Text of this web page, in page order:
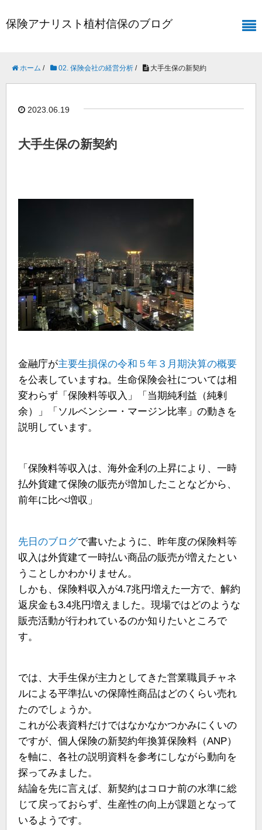
保険アナリスト植村信保のブログ
ホーム / 02. 保険会社の経営分析 / 大手生保の新契約
2023.06.19
大手生保の新契約
金融庁が主要生損保の令和５年３月期決算の概要
を公表していますね。生命保険会社については相
変わらず「保険料等収入」「当期純利益（純剰
余）」「ソルベンシー・マージン比率」の動きを
説明しています。
「保険料等収入は、海外金利の上昇により、一時
払外貨建て保険の販売が増加したことなどから、
前年に比べ増収」
先日のブログで書いたように、昨年度の保険料等
収入は外貨建て一時払い商品の販売が増えたとい
うことしかわかりません。
しかも、保険料収入が4.7兆円増えた一方で、解約
返戻金も3.4兆円増えました。現場ではどのような
販売活動が行われているのか知りたいところで
す。
では、大手生保が主力としてきた営業職員チャネ
ルによる平準払いの保障性商品はどのくらい売れ
たのでしょうか。
これが公表資料だけではなかなかつかみにくいの
ですが、個人保険の新契約年換算保険料（ANP）
を軸に、各社の説明資料を参考にしながら動向を
探ってみました。
結論を先に言えば、新契約はコロナ前の水準に総
じて戻っておらず、生産性の向上が課題となって
いるようです。